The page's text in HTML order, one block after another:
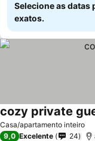
Selecione as datas
exatos.
Casa/apartamento inteiro
cozy private
9,0 Excelente 24